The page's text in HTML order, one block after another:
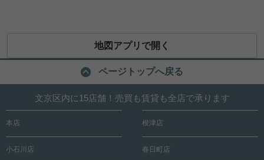
地図アプリで開く
ページトップへ戻る
文京区内に15店舗！売買も賃貸も全店で承ります
本店 根津店
小石川店 春日町店